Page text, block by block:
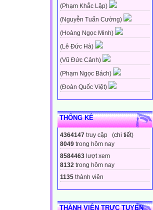
(Phạm Khắc Lập)
(Nguyễn Tuấn Cường)
(Hoàng Ngọc Minh)
(Lê Đức Hà)
(Vũ Đức Cảnh)
(Phạm Ngọc Bách)
(Đoàn Quốc Việt)
THỐNG KÊ
4364147 truy cập (chi tiết)
8049 trong hôm nay
8584463 lượt xem
8132 trong hôm nay
1135 thành viên
THÀNH VIÊN TRỰC TUYẾN